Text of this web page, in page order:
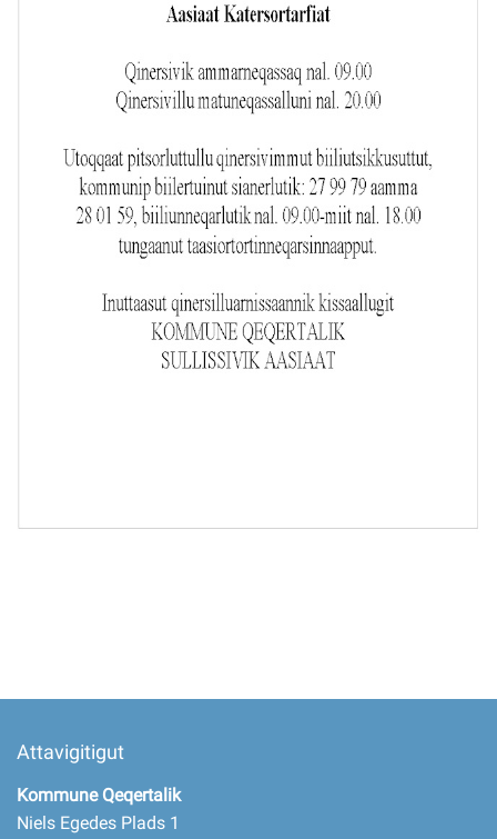
Attavigitigut
Kommune Qeqertalik
Niels Egedes Plads 1